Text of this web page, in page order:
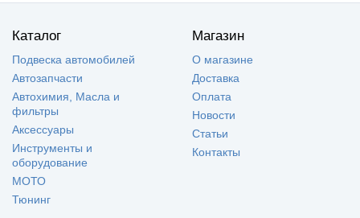
Каталог
Подвеска автомобилей
Автозапчасти
Автохимия, Масла и
фильтры
Аксессуары
Инструменты и
оборудование
МОТО
Тюнинг
Магазин
О магазине
Доставка
Оплата
Новости
Статьи
Контакты